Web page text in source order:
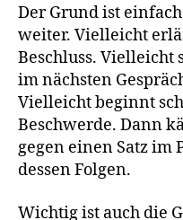
Der Grund ist
weiter. Vielleicht
Beschluss. Vielleicht
im nächsten
Vielleicht beginnt
Beschwerde. Dann
gegen einen Satz im
dessen Folgen.
Wichtig ist auch die